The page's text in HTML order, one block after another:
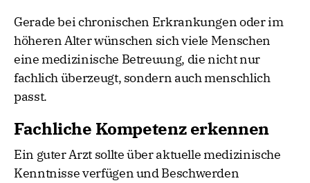
Gerade bei chronischen Erkrankungen oder im
höheren Alter wünschen sich viele Menschen
eine medizinische Betreuung, die nicht nur
fachlich überzeugt, sondern auch menschlich
passt.
Fachliche Kompetenz erkennen
Ein guter Arzt sollte über aktuelle medizinische
Kenntnisse verfügen und Beschwerden